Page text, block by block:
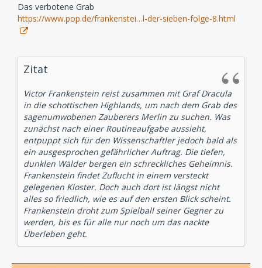
Das verbotene Grab
https://www.pop.de/frankenstei…l-der-sieben-folge-8.html
Zitat
Victor Frankenstein reist zusammen mit Graf Dracula
in die schottischen Highlands, um nach dem Grab des
sagenumwobenen Zauberers Merlin zu suchen. Was
zunächst nach einer Routineaufgabe aussieht,
entpuppt sich für den Wissenschaftler jedoch bald als
ein ausgesprochen gefährlicher Auftrag. Die tiefen,
dunklen Wälder bergen ein schreckliches Geheimnis.
Frankenstein findet Zuflucht in einem versteckt
gelegenen Kloster. Doch auch dort ist längst nicht
alles so friedlich, wie es auf den ersten Blick scheint.
Frankenstein droht zum Spielball seiner Gegner zu
werden, bis es für alle nur noch um das nackte
Überleben geht.